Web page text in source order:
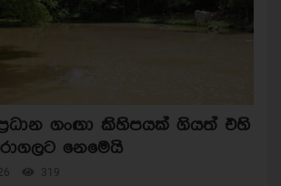
ගංඟා කිහිපයක් ගියත් එහි
නෙමෙයි
319